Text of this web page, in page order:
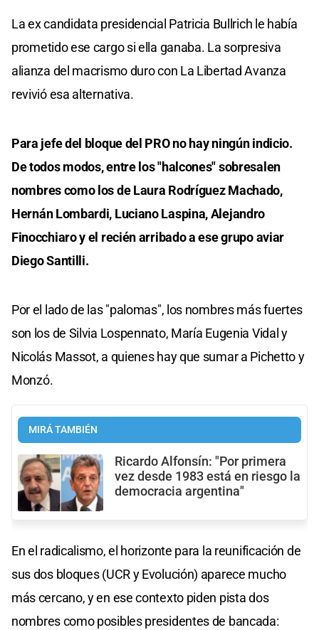
La ex candidata presidencial Patricia Bullrich le había
prometido ese cargo si ella ganaba. La sorpresiva
alianza del macrismo duro con La Libertad Avanza
revivió esa alternativa.
Para jefe del bloque del PRO no hay ningún indicio.
De todos modos, entre los "halcones" sobresalen
nombres como los de Laura Rodríguez Machado,
Hernán Lombardi, Luciano Laspina, Alejandro
Finocchiaro y el recién arribado a ese grupo aviar
Diego Santilli.
Por el lado de las "palomas", los nombres más fuertes
son los de Silvia Lospennato, María Eugenia Vidal y
Nicolás Massot, a quienes hay que sumar a Pichetto y
Monzó.
MIRÁ TAMBIÉN
Ricardo Alfonsín: "Por primera
vez desde 1983 está en riesgo la
democracia argentina"
En el radicalismo, el horizonte para la reunificación de
sus dos bloques (UCR y Evolución) aparece mucho
más cercano, y en ese contexto piden pista dos
nombres como posibles presidentes de bancada: